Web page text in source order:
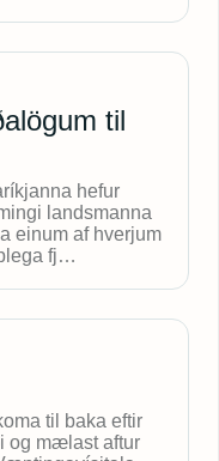
til
hefur
landsmanna
einum af hverjum
fj…
til baka eftir
og mælast aftur